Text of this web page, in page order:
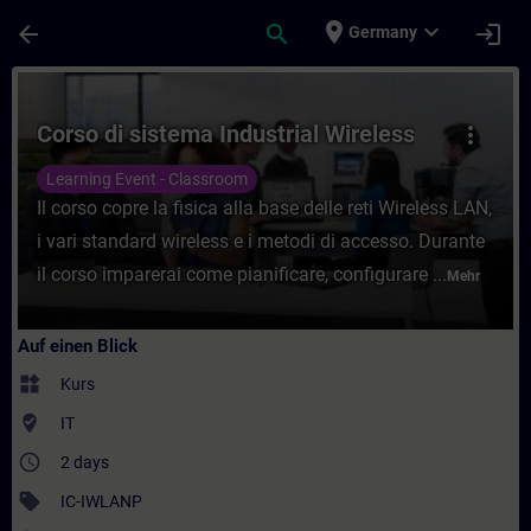
arrow_back search place Germany expand_more login
Kurs - Corso di sistema Industrial
more_vert
Corso di sistema Industrial Wireless
Learning Event - Classroom
Il corso copre la fisica alla base delle reti Wireless LAN,
i vari standard wireless e i metodi di accesso. Durante
il corso imparerai come pianificare, configurare ... Mehr
Auf einen Blick
widgets Kurs
where_to_vote IT
access_time 2 days
sell IC-IWLANP